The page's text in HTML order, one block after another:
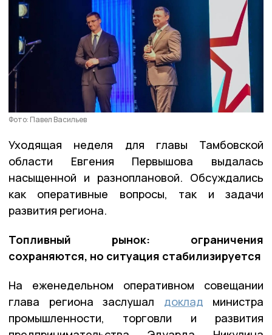
Фото: Павел Васильев
Уходящая неделя для главы Тамбовской
области Евгения Первышова выдалась
насыщенной и разноплановой. Обсуждались
как оперативные вопросы, так и задачи
развития региона.
Топливный рынок: ограничения
сохраняются, но ситуация стабилизируется
На еженедельном оперативном совещании
глава региона заслушал доклад министра
промышленности, торговли и развития